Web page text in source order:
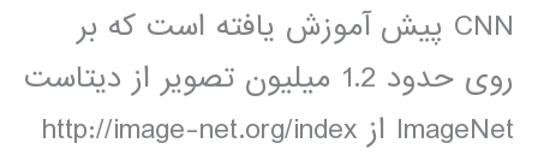
CNN پیش آموزش یافته است که بر
روی حدود 1.2 میلیون تصویر از دیتاست
ImageNet از http://image-net.org/index